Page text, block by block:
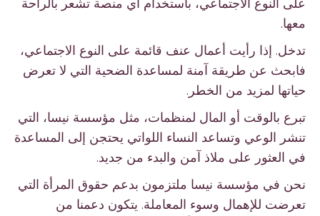
على النوع الاجتماعي، باستخدام أي منصة تشعر بالراحة
معها.
تدخل. إذا رأيت أعمال عنف قائمة على النوع الاجتماعي،
فابحث عن طريقة آمنة لمساعدة الضحية التي لا تعرض
حياتها لمزيد من الخطر.
تبرع بالوقت أو المال لمنظمات، مثل مؤسسة نيسا، التي
تنشر الوعي وتساعد النساء اللواتي يحتجن إلى المساعدة
في العثور على ملاذ آمن والبدء من جديد.
نحن في مؤسسة نيسا ملتزمون بدعم حقوق المرأة التي
تعرضت للإهمال وسوء المعاملة. يتكون دعمنا من